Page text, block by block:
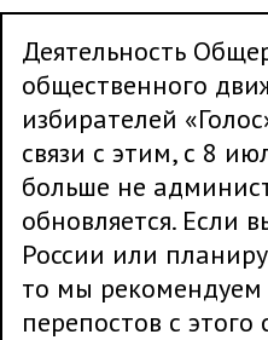
Деятельность
общественного
избирателей
связи с этим, с 8
больше не
обновляется. Если
России или
то мы
перепостов с этого